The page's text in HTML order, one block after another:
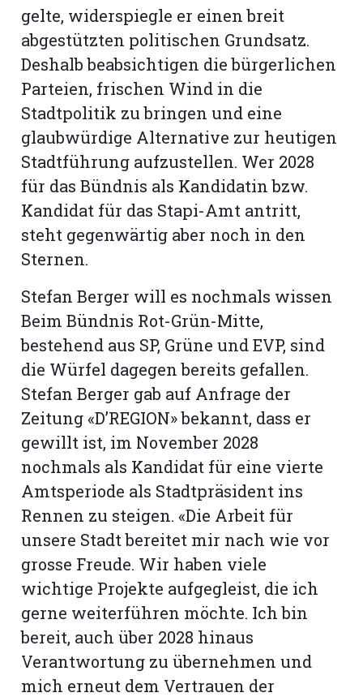
gelte, widerspiegle er einen breit
abgestützten politischen Grundsatz.
Deshalb beabsichtigen die bürgerlichen
Parteien, frischen Wind in die
Stadtpolitik zu bringen und eine
glaubwürdige Alternative zur heutigen
Stadtführung aufzustellen. Wer 2028
für das Bündnis als Kandidatin bzw.
Kandidat für das Stapi-Amt antritt,
steht gegenwärtig aber noch in den
Sternen.
Stefan Berger will es nochmals wissen
Beim Bündnis Rot-Grün-Mitte,
bestehend aus SP, Grüne und EVP, sind
die Würfel dagegen bereits gefallen.
Stefan Berger gab auf Anfrage der
Zeitung «D’REGION» bekannt, dass er
gewillt ist, im November 2028
nochmals als Kandidat für eine vierte
Amtsperiode als Stadtpräsident ins
Rennen zu steigen. «Die Arbeit für
unsere Stadt bereitet mir nach wie vor
grosse Freude. Wir haben viele
wichtige Projekte aufgegleist, die ich
gerne weiterführen möchte. Ich bin
bereit, auch über 2028 hinaus
Verantwortung zu übernehmen und
mich erneut dem Vertrauen der